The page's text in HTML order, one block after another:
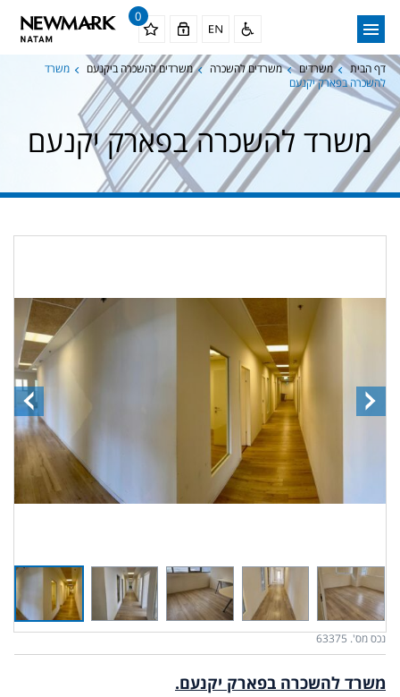
0
דף הבית משרדים משרדים להשכרה משרדים להשכרה ביקנעם
משרד
להשכרה בפארק יקנעם
משרד להשכרה בפארק יקנעם
נכס מס'. 63375
משרד להשכרה בפארק יקנעם.